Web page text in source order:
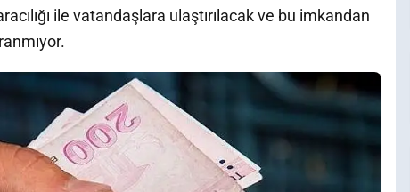
ile vatandaşlara ulaştırılacak ve bu imkandan